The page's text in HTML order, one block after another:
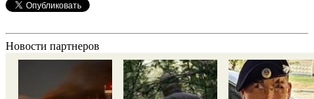
Новости партнеров